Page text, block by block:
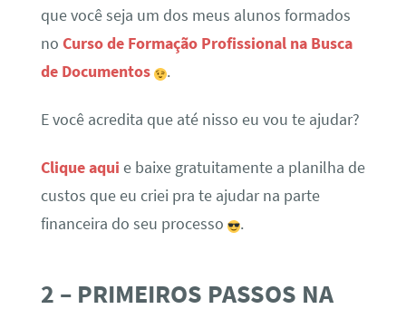
que você seja um dos meus alunos formados
no Curso de Formação Profissional na Busca
de Documentos
.
E você acredita que até nisso eu vou te ajudar?
Clique aqui e baixe gratuitamente a planilha de
custos que eu criei pra te ajudar na parte
financeira do seu processo
.
2 – PRIMEIROS PASSOS NA